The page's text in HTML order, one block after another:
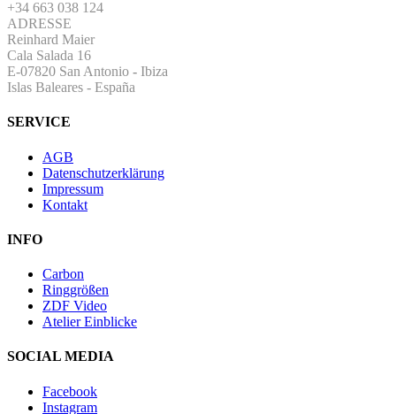
+34 663 038 124
ADRESSE
Reinhard Maier
Cala Salada 16
E-07820 San Antonio - Ibiza
Islas Baleares - España
SERVICE
AGB
Datenschutzerklärung
Impressum
Kontakt
INFO
Carbon
Ringgrößen
ZDF Video
Atelier Einblicke
SOCIAL MEDIA
Facebook
Instagram